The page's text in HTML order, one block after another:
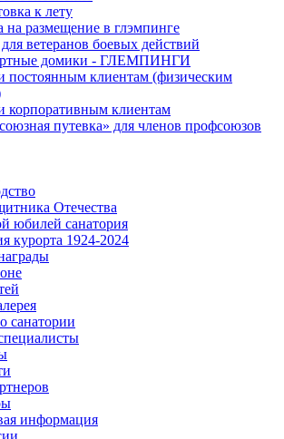
к лету
на размещение в глэмпинге
ветеранов боевых действий
домики - ГЛЕМПИНГИ
постоянным клиентам (физическим
корпоративным клиентам
путевка» для членов профсоюзов
Отечества
юбилей санатория
курорта 1924-2024
санатории
информация